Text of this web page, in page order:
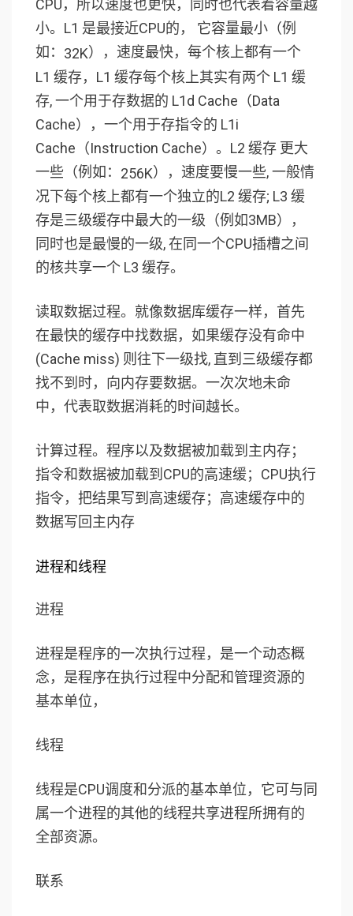
CPU，所以速度也更快，同时也代表着容量越
小。L1 是最接近CPU的， 它容量最小（例
如： 32K），速度最快，每个核上都有一个
L1 缓存，L1 缓存每个核上其实有两个 L1 缓
存, 一个用于存数据的 L1d Cache（Data
Cache），一个用于存指令的 L1i
Cache（Instruction Cache）。L2 缓存 更大
一些（例如： 256K），速度要慢一些, 一般情
况下每个核上都有一个独立的L2 缓存; L3 缓
存是三级缓存中最大的一级（例如3MB），
同时也是最慢的一级, 在同一个CPU插槽之间
的核共享一个 L3 缓存。
读取数据过程。就像数据库缓存一样，首先
在最快的缓存中找数据，如果缓存没有命中
(Cache miss) 则往下一级找, 直到三级缓存都
找不到时，向内存要数据。一次次地未命
中，代表取数据消耗的时间越长。
计算过程。程序以及数据被加载到主内存；
指令和数据被加载到CPU的高速缓；CPU执行
指令，把结果写到高速缓存；高速缓存中的
数据写回主内存
进程和线程
进程
进程是程序的一次执行过程，是一个动态概
念，是程序在执行过程中分配和管理资源的
基本单位，
线程
线程是CPU调度和分派的基本单位，它可与同
属一个进程的其他的线程共享进程所拥有的
全部资源。
联系